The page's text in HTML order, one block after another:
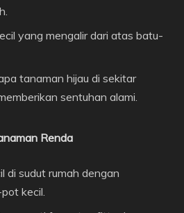
yang mengalir dari atas batu-
tanaman hijau di sekitar
sentuhan alami.
Renda
di sudut rumah dengan
kecil.